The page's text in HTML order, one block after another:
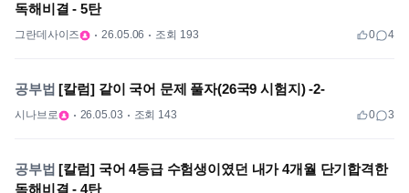
독해비결 - 5탄
그란데사이즈 26.05.06 조회 193 0 4
공부법 [칼럼] 같이 국어 문제 풀자(26국9 시험지) -2-
시나브로 26.05.03 조회 143 0 3
공부법 [칼럼] 국어 4등급 수험생이였던 내가 4개월 단기합격한
독해비결 - 4탄